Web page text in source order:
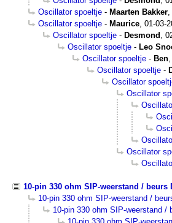
Oscillator spoeltje - Maarten Bakker
Oscillator spoeltje - Maurice 01-03-
Oscillator spoeltje - Desmond
Oscillator spoeltje - Leo
Oscillator spoeltje - Ben
Oscillator spoeltje -
Oscillator
Oscillator
Oscillator
10-pin 330 ohm SIP-weerstand / beurs
10-pin 330 ohm SIP-weerstand /
10-pin 330 ohm SIP-weerstand /